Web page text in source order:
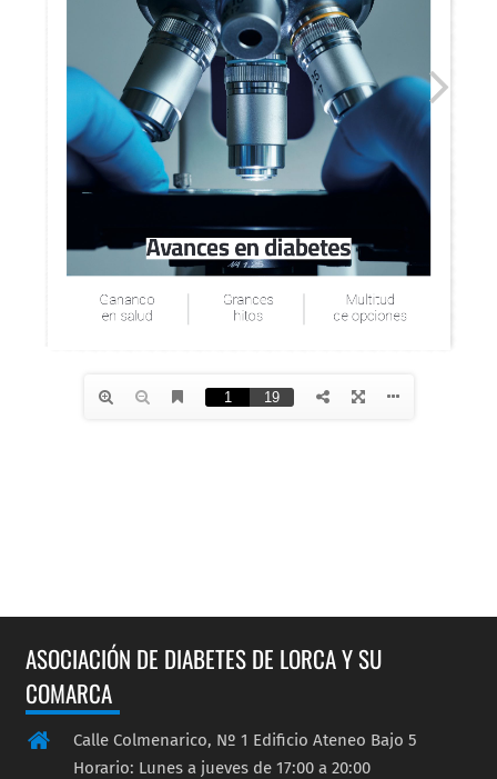
ASOCIACIÓN DE DIABETES DE LORCA Y SU
COMARCA
Calle Colmenarico, Nº 1 Edificio Ateneo Bajo 5
Horario: Lunes a jueves de 17:00 a 20:00